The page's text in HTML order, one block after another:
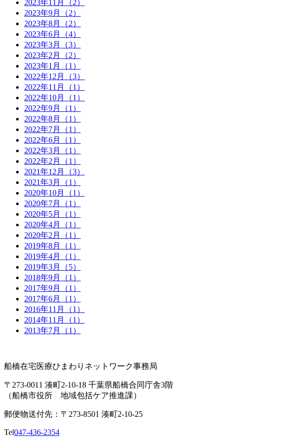
2023年11月（2）
2023年9月（2）
2023年8月（2）
2023年6月（4）
2023年3月（3）
2023年2月（2）
2023年1月（1）
2022年12月（3）
2022年11月（1）
2022年10月（1）
2022年9月（1）
2022年8月（1）
2022年7月（1）
2022年6月（1）
2022年3月（1）
2022年2月（1）
2021年12月（3）
2021年3月（1）
2020年10月（1）
2020年7月（1）
2020年5月（1）
2020年4月（1）
2020年2月（1）
2019年8月（1）
2019年4月（1）
2019年3月（5）
2018年9月（1）
2017年9月（1）
2017年6月（1）
2016年11月（1）
2014年11月（1）
2013年7月（1）
船橋在宅医療ひまわりネットワーク事務局
〒273-0011 湊町2-10-18 千葉県船橋合同庁舎3階
（船橋市役所 地域包括ケア推進課）
郵便物送付先：〒273-8501 湊町2-10-25
Tel047-436-2354